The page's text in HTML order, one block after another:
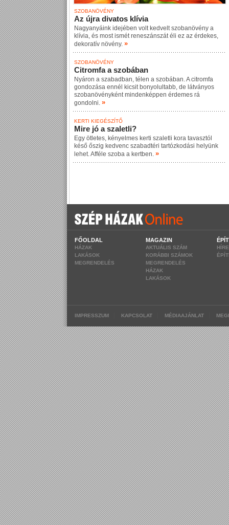
SZOBANÖVÉNY
Az újra divatos klívia
Nagyanyáink idejében volt kedvelt szobanövény a
klívia, és most ismét reneszánszát éli ez az érdekes,
dekoratív növény. »
SZOBANÖVÉNY
Citromfa a szobában
Nyáron a szabadban, télen a szobában. A citromfa
gondozása ennél kicsit bonyolultabb, de látványos
szobanövényként mindenképpen érdemes rá
gondolni. »
KERTI KIEGÉSZÍTŐ
Mire jó a szaletli?
Egy ötletes, kényelmes kerti szaletli kora tavasztól
késő őszig kedvenc szabadtéri tartózkodási helyünk
lehet. Afféle szoba a kertben. »
FŐOLDAL
HÁZAK
LAKÁSOK
MEGRENDELÉS
MAGAZIN
AKTUÁLIS SZÁM
KORÁBBI SZÁMOK
MEGRENDELÉS
HÁZAK
LAKÁSOK
IMPRESSZUM KAPCSOLAT MÉDIAAJÁNLAT